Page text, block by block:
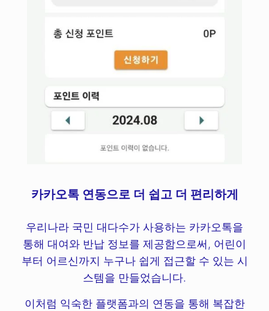
카카오톡 연동으로 더 쉽고 더 편리하게
우리나라 국민 대다수가 사용하는 카카오톡을
통해 대여와 반납 정보를 제공함으로써, 어린이
부터 어르신까지 누구나 쉽게 접근할 수 있는 시
스템을 만들었습니다.
이처럼 익숙한 플랫폼과의 연동을 통해 복잡한